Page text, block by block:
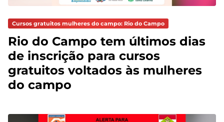
Cursos gratuitos mulheres do campo: Rio do Campo
Rio do Campo tem últimos dias
de inscrição para cursos
gratuitos voltados às mulheres
do campo